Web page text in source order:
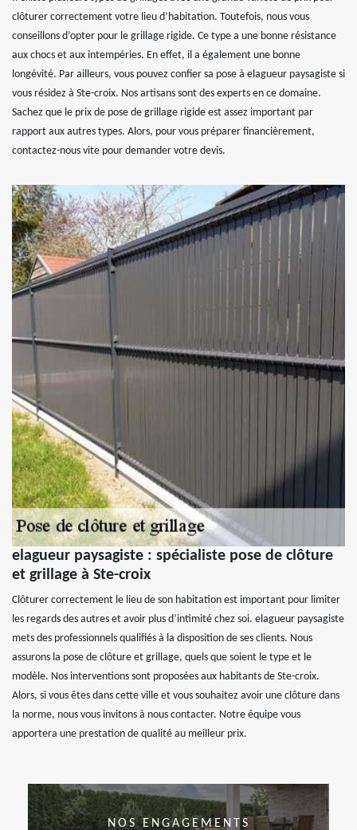
clôturer correctement votre lieu d’habitation. Toutefois, nous vous
conseillons d’opter pour le grillage rigide. Ce type a une bonne résistance
aux chocs et aux intempéries. En effet, il a également une bonne
longévité. Par ailleurs, vous pouvez confier sa pose à elagueur paysagiste si
vous résidez à Ste-croix. Nos artisans sont des experts en ce domaine.
Sachez que le prix de pose de grillage rigide est assez important par
rapport aux autres types. Alors, pour vous préparer financièrement,
contactez-nous vite pour demander votre devis.
elagueur paysagiste : spécialiste pose de clôture
et grillage à Ste-croix
Clôturer correctement le lieu de son habitation est important pour limiter
les regards des autres et avoir plus d’intimité chez soi. elagueur paysagiste
mets des professionnels qualifiés à la disposition de ses clients. Nous
assurons la pose de clôture et grillage, quels que soient le type et le
modèle. Nos interventions sont proposées aux habitants de Ste-croix.
Alors, si vous êtes dans cette ville et vous souhaitez avoir une clôture dans
la norme, nous vous invitons à nous contacter. Notre équipe vous
apportera une prestation de qualité au meilleur prix.
NOS ENGAGEMENTS